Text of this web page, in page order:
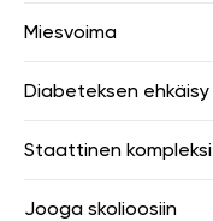
Miesvoima
Diabeteksen ehkäisy
Staattinen kompleksi
Jooga skolioosiin